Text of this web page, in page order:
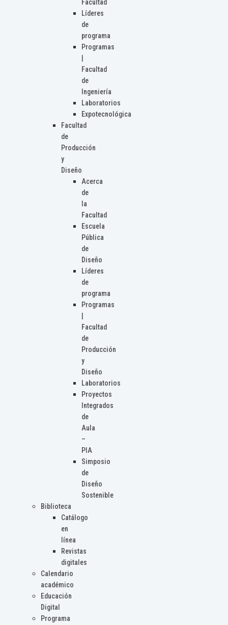
Facultad
Líderes
de
programa
Programas
Facultad
de
Ingeniería
Laboratorios
Expotecnológica
Facultad
de
Producción
y
Diseño
Acerca
de
la
Facultad
Escuela
Pública
de
Diseño
Líderes
de
programa
Programas
Facultad
de
Producción
y
Diseño
Laboratorios
Proyectos
Integrados
de
Aula
–
PIA
Simposio
de
Diseño
Sostenible
Biblioteca
Catálogo
en
línea
Revistas
digitales
Calendario
académico
Educación
Digital
Programa